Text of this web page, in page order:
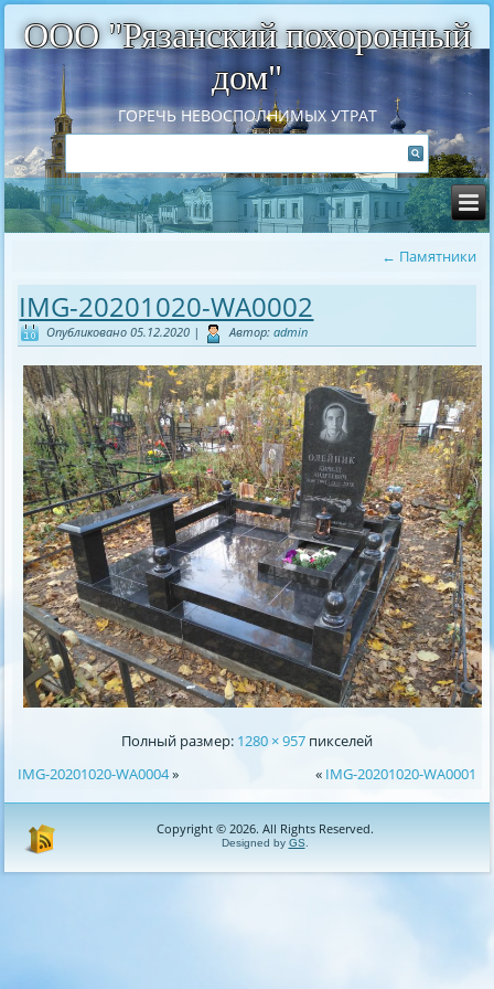
ООО "Рязанский похоронный
дом"
ГОРЕЧЬ НЕВОСПОЛНИМЫХ УТРАТ
← Памятники
IMG-20201020-WA0002
Опубликовано 05.12.2020 | Автор: admin
Полный размер: 1280 × 957 пикселей
IMG-20201020-WA0004» « IMG-20201020-WA0001
Copyright © 2026. All Rights Reserved.
Designed by GS